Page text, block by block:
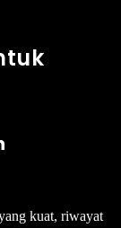
kuat, riwayat